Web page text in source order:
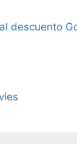
descuento